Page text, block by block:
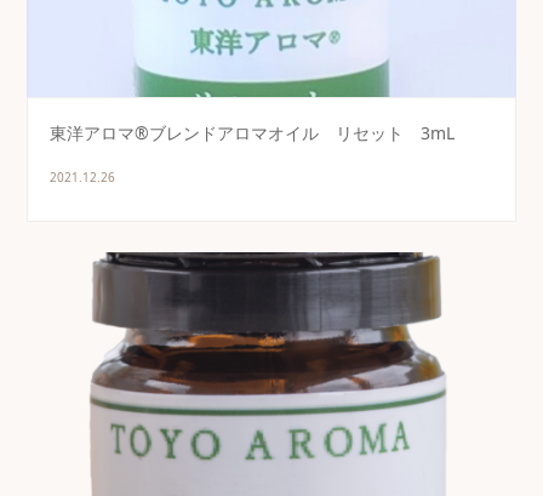
東洋アロマ®ブレンドアロマオイル リセット 3mL
2021.12.26